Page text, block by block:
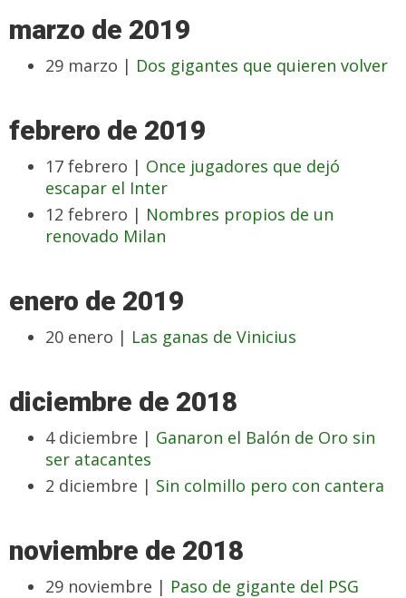
marzo de 2019
29 marzo | Dos gigantes que quieren volver
febrero de 2019
17 febrero | Once jugadores que dejó
escapar el Inter
12 febrero | Nombres propios de un
renovado Milan
enero de 2019
20 enero | Las ganas de Vinicius
diciembre de 2018
4 diciembre | Ganaron el Balón de Oro sin
ser atacantes
2 diciembre | Sin colmillo pero con cantera
noviembre de 2018
29 noviembre | Paso de gigante del PSG